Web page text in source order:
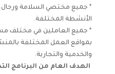
* جميع مختصي السلامة ورجال
الأنشطة المختلفة.
* جميع العاملين في مختلف
بمواقع العمل المختلفة
والخدمية والتجارية.
الهدف العام من البرنامج